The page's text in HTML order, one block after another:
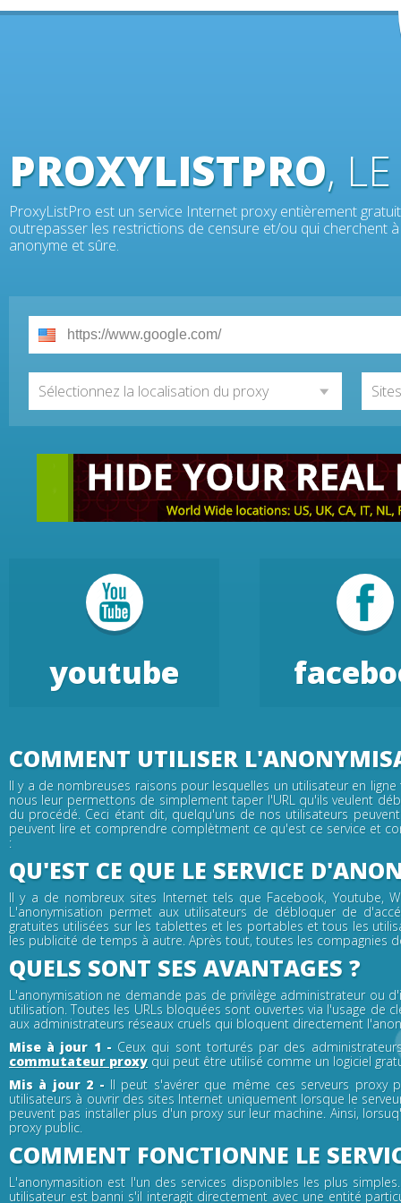
PROXYLISTPRO, LE
ProxyListPro est un service Internet proxy entièrement
outrepasser les restrictions de censure et/ou qui cherchent
anonyme et sûre.
Sélectionnez la localisation du proxy
youtube
COMMENT UTILISER
Il y a de nombreuses raisons pour lesquelles un utilisateur en
nous leur permettons de simplement taper l'URL qu'ils veulent
du procédé. Ceci étant dit, quelqu'uns de nos utilisateurs
peuvent lire et comprendre complètment ce qu'est ce service et
:
QU'EST CE QUE LE SERVICE
Il y a de nombreux sites Internet tels que Facebook, Youtube,
L'anonymisation permet aux utilisateurs de débloquer de
gratuites utilisées sur les tablettes et les portables et tous les
les publicité de temps à autre. Après tout, toutes les compagnies
QUELS SONT SES AVANTAGES ?
L'anonymisation ne demande pas de privilège administrateur ou
utilisation. Toutes les URLs bloquées sont ouvertes via l'usage de
aux administrateurs réseaux cruels qui bloquent directement
Mise à jour 1 - Ceux qui sont torturés par des
commutateur proxy qui peut être utilisé comme un logiciel
Mis à jour 2 - Il peut s'avérer que même ces serveurs proxy
utilisateurs à ouvrir des sites Internet uniquement lorsque le
peuvent pas installer plus d'un proxy sur leur machine. Ainsi,
proxy public.
COMMENT FONCTIONNE LE
L'anonymasition est l'un des services disponibles les plus
utilisateur est banni s'il interagit directement avec une entité